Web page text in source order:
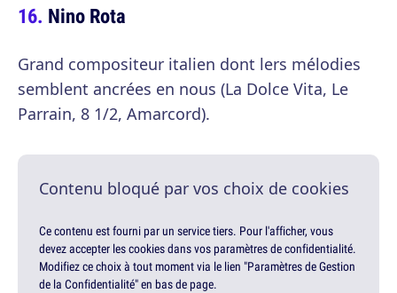
Nino Rota
Grand compositeur italien dont lers mélodies
semblent ancrées en nous (La Dolce Vita, Le
Parrain, 8 1/2, Amarcord).
Contenu bloqué par vos choix de cookies
Ce contenu est fourni par un service tiers. Pour l'afficher, vous
devez accepter les cookies dans vos paramètres de confidentialité.
Modifiez ce choix à tout moment via le lien "Paramètres de Gestion
de la Confidentialité" en bas de page.